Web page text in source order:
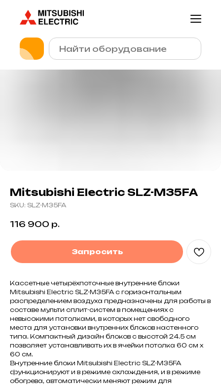
Mitsubishi Electric SLZ-M35FA
SKU: SLZ-M35FA
116 900 р.
Запросить
Кассетные четырёхпоточные внутренние блоки
Mitsubishi Electric SLZ-M35FA с горизонтальным
распределением воздуха предназначены для работы в
составе мульти сплит-систем в помещениях с
невысокими потолками, в которых нет свободного
места для установки внутренних блоков настенного
типа. Компактный дизайн блоков с высотой 24.5 см
позволяет устанавливать их в ячейки потолка 60 см x
60 см.
Внутренние блоки Mitsubishi Electric SLZ-M35FA
функционируют и в режиме охлаждения, и в режиме
обогрева, автоматически меняют режим для